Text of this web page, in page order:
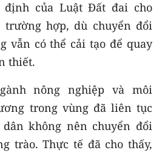
định của Luật Đất đai cho
trường hợp, dù chuyển đổi
vẫn có thể cải tạo để quay
thiết.
nông nghiệp và môi
trong vùng đã liên tục
không nên chuyển đổi
trào. Thực tế đã cho thấy,